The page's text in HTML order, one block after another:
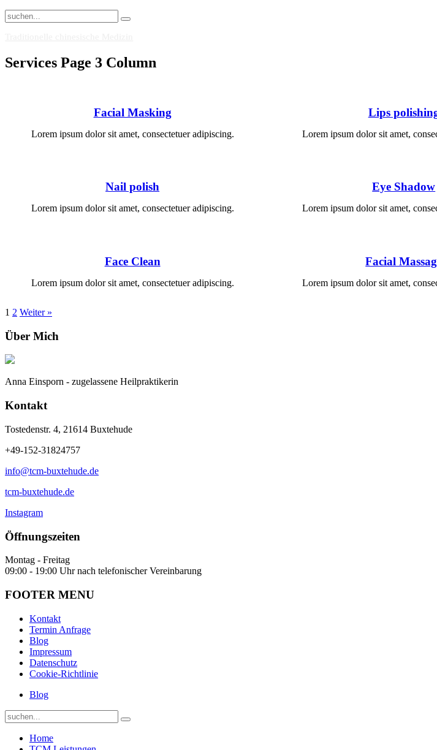
Services Page 3 Column
Facial Masking
Lorem ipsum dolor sit amet, consectetuer adipiscing.
Lips
Lorem ipsum dolor sit amet,
Nail polish
Lorem ipsum dolor sit amet, consectetuer adipiscing.
Eye Shadow
Lorem ipsum dolor sit amet,
Face Clean
Lorem ipsum dolor sit amet, consectetuer adipiscing.
Facial
Lorem ipsum dolor sit amet,
1 2 Weiter »
Über Mich
Anna Einsporn - zugelassene Heilpraktikerin
Kontakt
Tostedenstr. 4, 21614 Buxtehude
+49-152-31824757
info@tcm-buxtehude.de
tcm-buxtehude.de
Instagram
Öffnungszeiten
Montag - Freitag
09:00 - 19:00 Uhr nach telefonischer Vereinbarung
FOOTER MENU
Kontakt
Termin Anfrage
Blog
Impressum
Datenschutz
Cookie-Richtlinie
Blog
Home